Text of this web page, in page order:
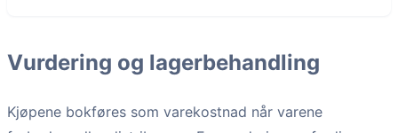
Vurdering og lagerbehandling
Kjøpene bokføres som varekostnad når varene